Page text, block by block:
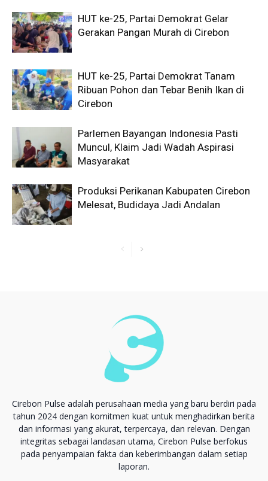
HUT ke-25, Partai Demokrat Gelar
Gerakan Pangan Murah di Cirebon
HUT ke-25, Partai Demokrat Tanam
Ribuan Pohon dan Tebar Benih Ikan di
Cirebon
Parlemen Bayangan Indonesia Pasti
Muncul, Klaim Jadi Wadah Aspirasi
Masyarakat
Produksi Perikanan Kabupaten Cirebon
Melesat, Budidaya Jadi Andalan
Cirebon Pulse adalah perusahaan media yang baru berdiri pada
tahun 2024 dengan komitmen kuat untuk menghadirkan berita
dan informasi yang akurat, terpercaya, dan relevan. Dengan
integritas sebagai landasan utama, Cirebon Pulse berfokus
pada penyampaian fakta dan keberimbangan dalam setiap
laporan.